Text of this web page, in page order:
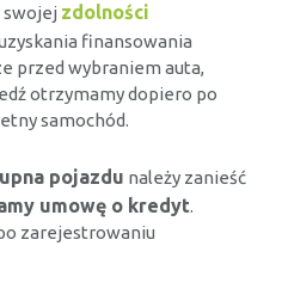
swojej zdolności
finansowania
przed wybraniem auta,
otrzymamy dopiero po
samochód.
pojazdu należy zanieść
umowę o kredyt.
zarejestrowaniu